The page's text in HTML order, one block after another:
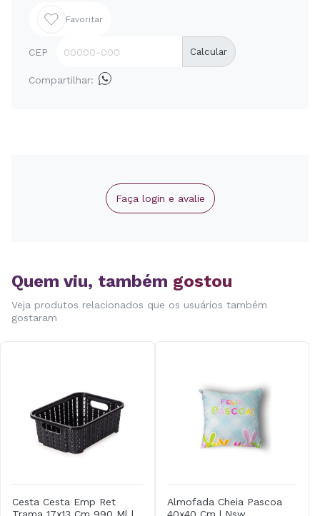
Favoritar
CEP Calcular
Compartilhar:
Faça login e avalie
Quem viu, também gostou
Veja produtos relacionados que os usuários também
gostaram
Cesta Cesta Emp Ret
Trama 17x13 Cm 990 Ml |
Almofada Cheia Pascoa
40x40 Cm | Nsw